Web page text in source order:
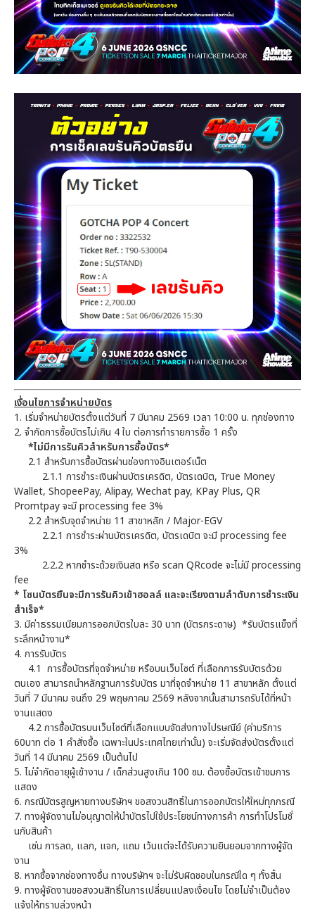
เงื่อนไขการจำหน่ายบัตร
1. เริ่มจำหน่ายบัตรตั้งแต่วันที่ 7 มีนาคม 2569 เวลา 10:00 น. ทุกช่องทาง
2. จำกัดการซื้อบัตรไม่เกิน 4 ใบ ต่อการทำรายการซื้อ 1 ครั้ง
*ไม่มีการรันคิวสำหรับการซื้อบัตร*
2.1 สำหรับการซื้อบัตรผ่านช่องทางอินเตอร์เน็ต
2.1.1 การชำระเงินผ่านบัตรเครดิต, บัตรเดบิต, True Money
Wallet, ShopeePay, Alipay, Wechat pay, KPay Plus, QR
Promtpay จะมี processing fee 3%
2.2 สำหรับจุดจำหน่าย 11 สาขาหลัก / Major-EGV
2.2.1 การชำระผ่านบัตรเครดิต, บัตรเดบิต จะมี processing fee
3%
2.2.2 หากชำระด้วยเงินสด หรือ scan QRcode จะไม่มี processing
fee
* โซนบัตรยืนจะมีการรันคิวเข้าฮอลล์ และจะเรียงตามลำดับการชำระเงิน
สำเร็จ*
3. มีค่าธรรมเนียมการออกบัตรใบละ 30 บาท (บัตรกระดาษ) *รับบัตรแข็งที่
ระลึกหน้างาน*
4. การรับบัตร
4.1 การซื้อบัตรที่จุดจำหน่าย หรือบนเว็บไซต์ ที่เลือกการรับบัตรด้วย
ตนเอง สามารถนำหลักฐานการรับบัตร มาที่จุดจำหน่าย 11 สาขาหลัก ตั้งแต่
วันที่ 7 มีนาคม จนถึง 29 พฤษภาคม 2569 หลังจากนั้นสามารถรับได้ที่หน้า
งานแสดง
4.2 การซื้อบัตรบนเว็บไซต์ที่เลือกแบบจัดส่งทางไปรษณีย์ (ค่าบริการ
60บาท ต่อ 1 คำสั่งซื้อ เฉพาะในประเทศไทยเท่านั้น) จะเริ่มจัดส่งบัตรตั้งแต่
วันที่ 14 มีนาคม 2569 เป็นต้นไป
5. ไม่จำกัดอายุผู้เข้างาน / เด็กส่วนสูงเกิน 100 ซม. ต้องซื้อบัตรเข้าชมการ
แสดง
6. กรณีบัตรสูญหายทางบริษัทฯ ขอสงวนสิทธิ์ในการออกบัตรให้ใหม่ทุกกรณี
7. ทางผู้จัดงานไม่อนุญาตให้นำบัตรไปใช้ประโยชน์ทางการค้า การทำโปรโมชั่
นกับสินค้า
เช่น การลด, แลก, แจก, แถม เว้นแต่จะได้รับความยินยอมจากทางผู้จัด
งาน
8. หากซื้อจากช่องทางอื่น ทางบริษัทฯ จะไม่รับผิดชอบในกรณีใด ๆ ทั้งสิ้น
9. ทางผู้จัดงานขอสงวนสิทธิ์ในการเปลี่ยนแปลงเงื่อนไข โดยไม่จำเป็นต้อง
แจ้งให้ทราบล่วงหน้า